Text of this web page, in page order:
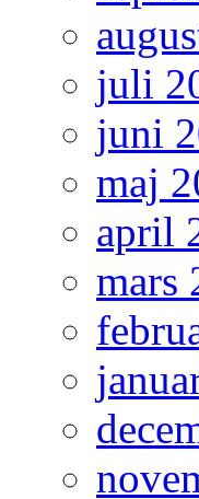
juli
juni
maj
april
mars